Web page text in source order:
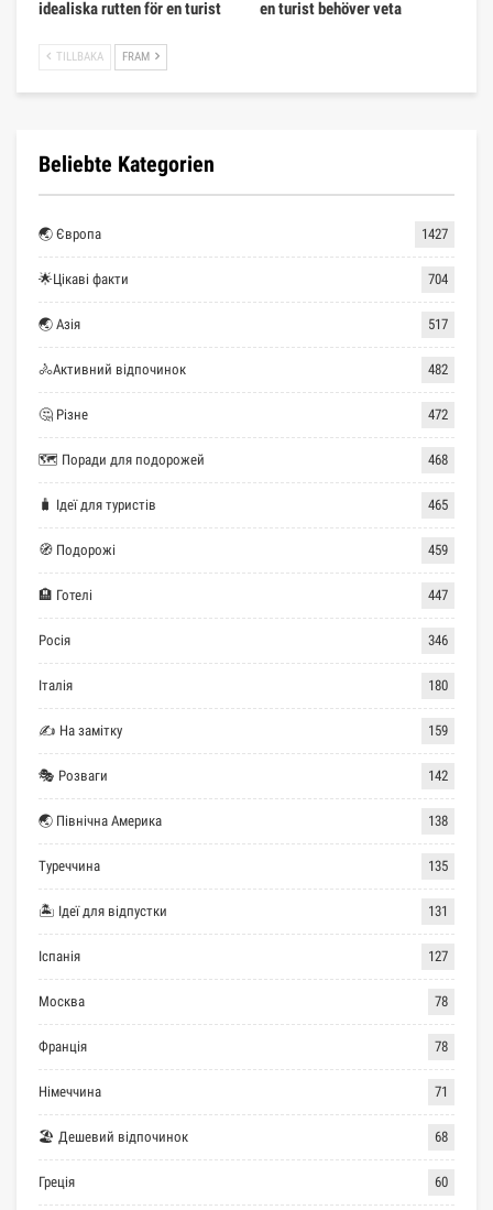
idealiska rutten för en turist en turist behöver veta
TILLBAKA FRAM
Beliebte Kategorien
🌏 Європа 1427
🌟Цікаві факти 704
🌏 Азія 517
🚴Активний відпочинок 482
🤔 Різне 472
🗺 Поради для подорожей 468
🧳 Ідеї для туристів 465
🧭 Подорожі 459
🏨 Готелі 447
Росія 346
Італія 180
✍ На замітку 159
🎭 Розваги 142
🌏 Північна Америка 138
Туреччина 135
🏝 Ідеї для відпустки 131
Іспанія 127
Москва 78
Франція 78
Німеччина 71
🏖 Дешевий відпочинок 68
Греція 60